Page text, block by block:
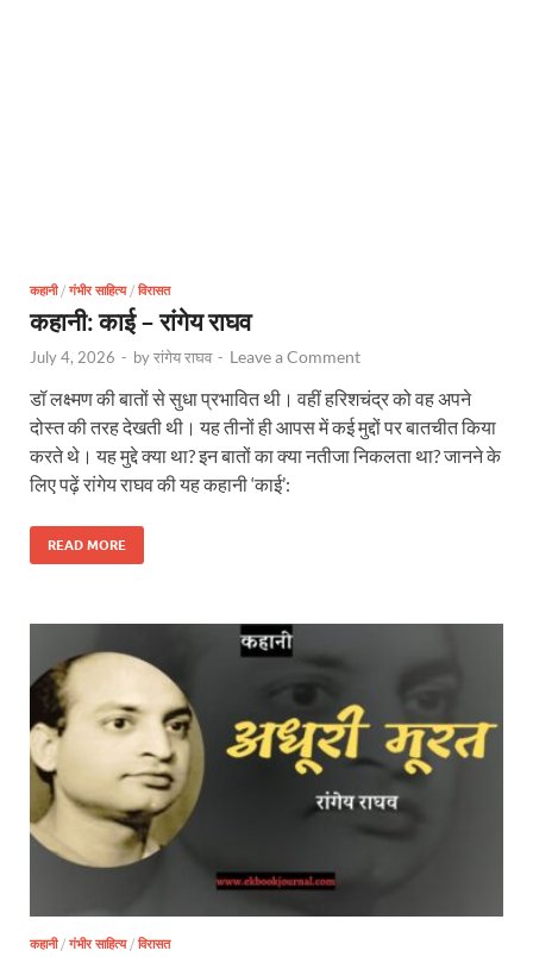
कहानी/ गंभीर साहित्य/ विरासत
कहानी: काई – रांगेय राघव
July 4, 2026 - byरांगेय राघव - Leave a Comment
डॉ लक्ष्मण की बातों से सुधा प्रभावित थी। वहीं हरिशचंद्र को वह अपने
दोस्त की तरह देखती थी। यह तीनों ही आपस में कई मुद्दों पर बातचीत किया
करते थे। यह मुद्दे क्या था? इन बातों का क्या नतीजा निकलता था? जानने के
लिए पढ़ें रांगेय राघव की यह कहानी ‘काई’:
READ MORE
कहानी/ गंभीर साहित्य/ विरासत